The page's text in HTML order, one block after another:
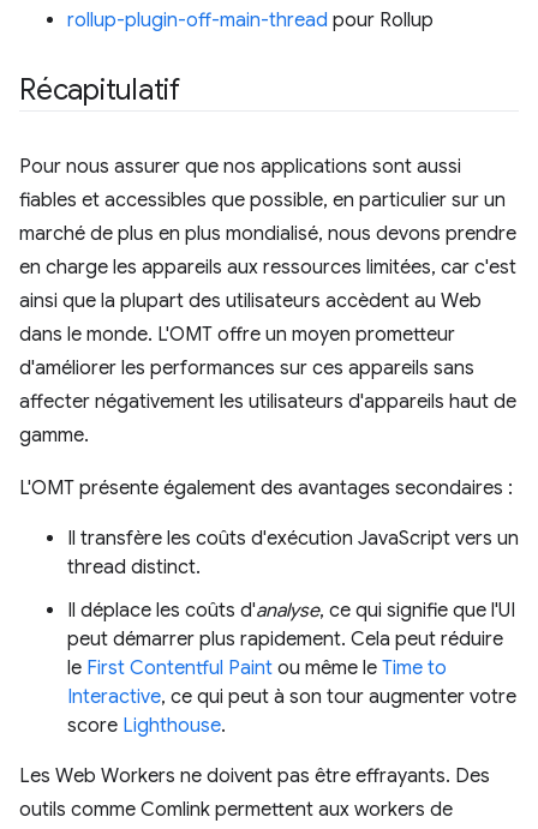
rollup-plugin-off-main-thread pour Rollup
Récapitulatif
Pour nous assurer que nos applications sont aussi
fiables et accessibles que possible, en particulier sur un
marché de plus en plus mondialisé, nous devons prendre
en charge les appareils aux ressources limitées, car c'est
ainsi que la plupart des utilisateurs accèdent au Web
dans le monde. L'OMT offre un moyen prometteur
d'améliorer les performances sur ces appareils sans
affecter négativement les utilisateurs d'appareils haut de
gamme.
L'OMT présente également des avantages secondaires :
Il transfère les coûts d'exécution JavaScript vers un
thread distinct.
Il déplace les coûts d'analyse, ce qui signifie que l'UI
peut démarrer plus rapidement. Cela peut réduire
le First Contentful Paint ou même le Time to
Interactive, ce qui peut à son tour augmenter votre
score Lighthouse.
Les Web Workers ne doivent pas être effrayants. Des
outils comme Comlink permettent aux workers de